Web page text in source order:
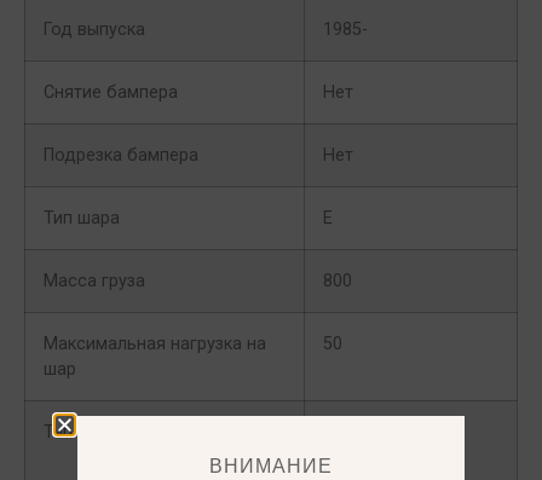
Год выпуска 1985-
Снятие бампера Нет
Подрезка бампера Нет
Тип шара E
Масса груза 800
Максимальная нагрузка на
шар
50
Тип кузова
Микроавтобус
ВНИМАНИЕ